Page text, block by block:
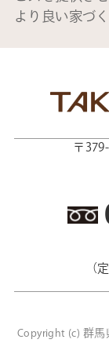
より良い家づ
〒
（
Copyright (c) 群馬